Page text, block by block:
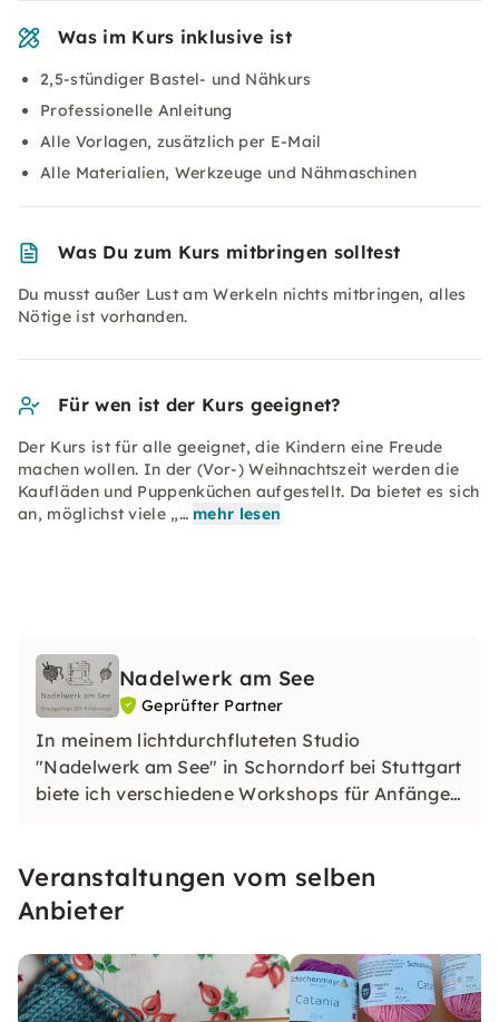
Was im Kurs inklusive ist
2,5-stündiger Bastel- und Nähkurs
Professionelle Anleitung
Alle Vorlagen, zusätzlich per E-Mail
Alle Materialien, Werkzeuge und Nähmaschinen
Was Du zum Kurs mitbringen solltest
Du musst außer Lust am Werkeln nichts mitbringen, alles
Nötige ist vorhanden.
Für wen ist der Kurs geeignet?
Der Kurs ist für alle geeignet, die Kindern eine Freude
machen wollen. In der (Vor-) Weihnachtszeit werden die
Kaufläden und Puppenküchen aufgestellt. Da bietet es sich
an, möglichst viele „… mehr lesen
Nadelwerk am See
Geprüfter Partner
In meinem lichtdurchfluteten Studio
"Nadelwerk am See" in Schorndorf bei Stuttgart
biete ich verschiedene Workshops für Anfänger
Aid" an.
Veranstaltungen vom selben
Anbieter